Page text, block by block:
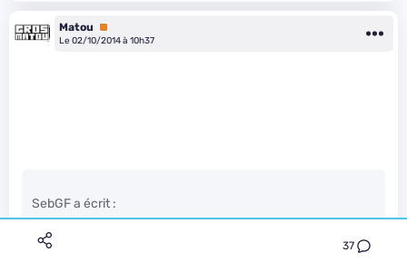
37
Matou
Premium
Le 02/10/2014 à 10h37
SebGF a écrit :